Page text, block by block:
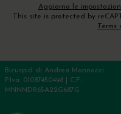
Aggiorna le
This site is protected by
Terms
Bicuspid di Andrea Mannocci
P.Iva: 01087450498 | C.F.:
MNNNDR65A22G687G